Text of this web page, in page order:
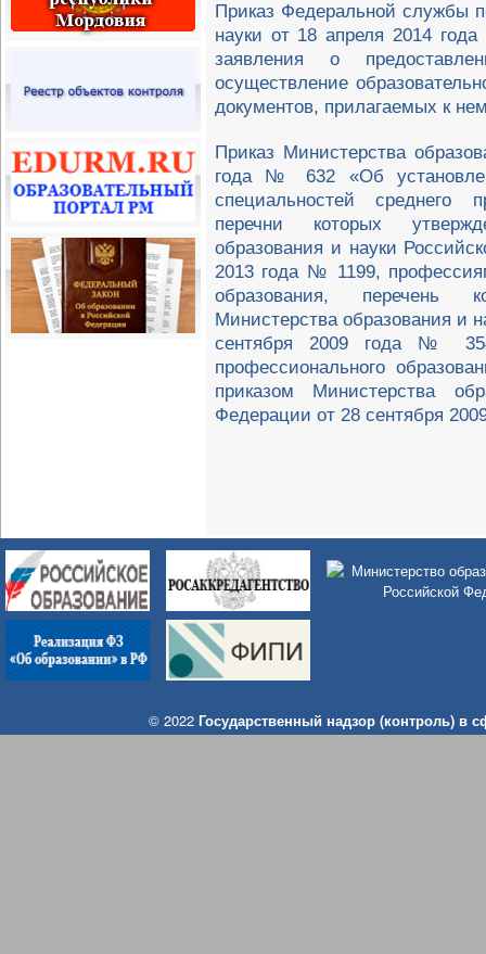
Приказ Федеральной службы
науки от 18 апреля 2014
заявления о
осуществление
документов, прилагаемых к
Приказ Министерства
года № 632 «Об
специальностей среднего
перечни которых
образования и науки
2013 года № 1199,
образования, перечень
Министерства образования и
сентября 2009 года №
профессионального
приказом Министерства
Федерации от 28 сентября
© 2022 Государственный надзор (контроль) в